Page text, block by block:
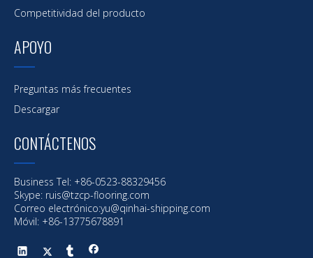
Competitividad del producto
APOYO
Preguntas más frecuentes
Descargar
CONTÁCTENOS
Business Tel: +86-0523-88329456
Skype: ruis@tzcp-flooring.com
Correo electrónico:yu@qinhai-shipping.com
Móvil: +86-13775678891